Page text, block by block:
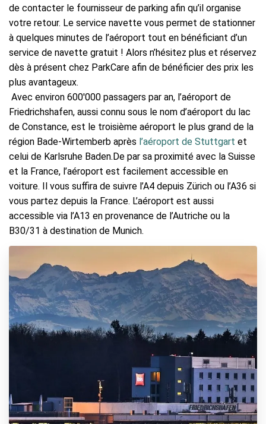
de contacter le fournisseur de parking afin qu’il organise
votre retour. Le service navette vous permet de stationner
à quelques minutes de l’aéroport tout en bénéficiant d’un
service de navette gratuit ! Alors n’hésitez plus et réservez
dès à présent chez ParkCare afin de bénéficier des prix les
plus avantageux.
Avec environ 600'000 passagers par an, l’aéroport de
Friedrichshafen, aussi connu sous le nom d’aéroport du lac
de Constance, est le troisième aéroport le plus grand de la
région Bade-Wirtemberb après l’aéroport de Stuttgart et
celui de Karlsruhe Baden.De par sa proximité avec la Suisse
et la France, l’aéroport est facilement accessible en
voiture. Il vous suffira de suivre l’A4 depuis Zürich ou l’A36 si
vous partez depuis la France. L’aéroport est aussi
accessible via l’A13 en provenance de l’Autriche ou la
B30/31 à destination de Munich.